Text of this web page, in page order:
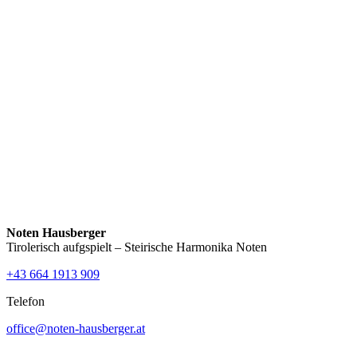
Noten Hausberger
Tirolerisch aufgspielt – Steirische Harmonika Noten
+43 664 1913 909
Telefon
office@noten-hausberger.at